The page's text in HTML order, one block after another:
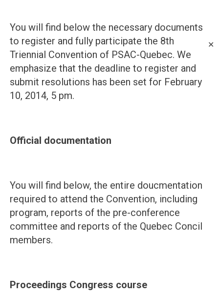
✕
You will find below the necessary documents
to register and fully participate the 8th
Triennial Convention of PSAC-Quebec. We
emphasize that the deadline to register and
submit resolutions has been set for February
10, 2014, 5 pm.
Official documentation
You will find below, the entire doucmentation
required to attend the Convention, including
program, reports of the pre-conference
committee and reports of the Quebec Concil
members.
Proceedings Congress course